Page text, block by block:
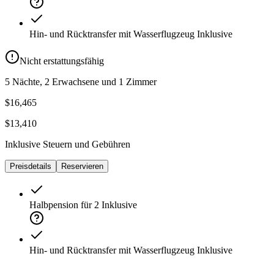
Hin- und Rücktransfer mit Wasserflugzeug Inklusive
Nicht erstattungsfähig
5 Nächte, 2 Erwachsene und 1 Zimmer
$16,465
$13,410
Inklusive Steuern und Gebühren
Preisdetails Reservieren
Halbpension für 2 Inklusive
Hin- und Rücktransfer mit Wasserflugzeug Inklusive